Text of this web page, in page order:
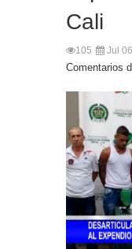
Cali
105 Jul
Comentarios